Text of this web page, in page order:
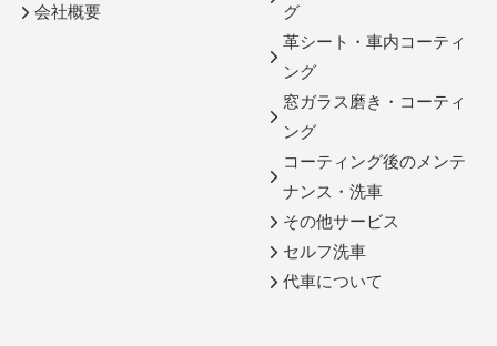
会社概要
グ
革シート・車内コーティ
ング
窓ガラス磨き・コーティ
ング
コーティング後のメンテ
ナンス・洗車
その他サービス
セルフ洗車
代車について